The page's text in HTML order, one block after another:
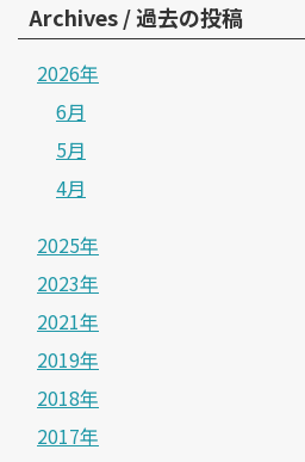
Archives / 過去の投稿
2026年
6月
5月
4月
2025年
2023年
2021年
2019年
2018年
2017年